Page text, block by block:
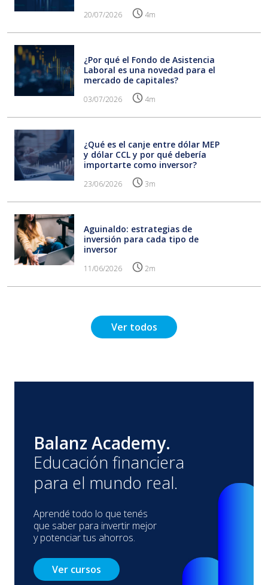
20/07/2026 4m
¿Por qué el Fondo de Asistencia
Laboral es una novedad para el
mercado de capitales?
03/07/2026 4m
¿Qué es el canje entre dólar MEP
y dólar CCL y por qué debería
importarte como inversor?
23/06/2026 3m
Aguinaldo: estrategias de
inversión para cada tipo de
inversor
11/06/2026 2m
Ver todos
Balanz Academy.
Educación financiera
para el mundo real.
Aprendé todo lo que tenés
que saber para invertir mejor
y potenciar tus ahorros.
Ver cursos